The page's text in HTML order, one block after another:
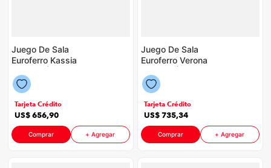
Juego De Sala
Euroferro Kassia
Tarjeta Crédito
US$656,90
Comprar + Agregar
Juego De Sala
Euroferro Verona
Tarjeta Crédito
US$735,34
Comprar + Agregar